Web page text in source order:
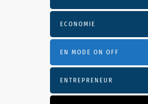
ECONOMIE
EN MODE ON OFF
ENTREPRENEUR